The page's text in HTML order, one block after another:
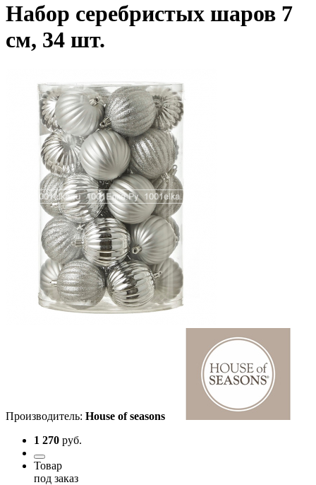
Набор серебристых шаров 7
см, 34 шт.
Производитель: House of seasons
1 270 руб.
Товар
под заказ